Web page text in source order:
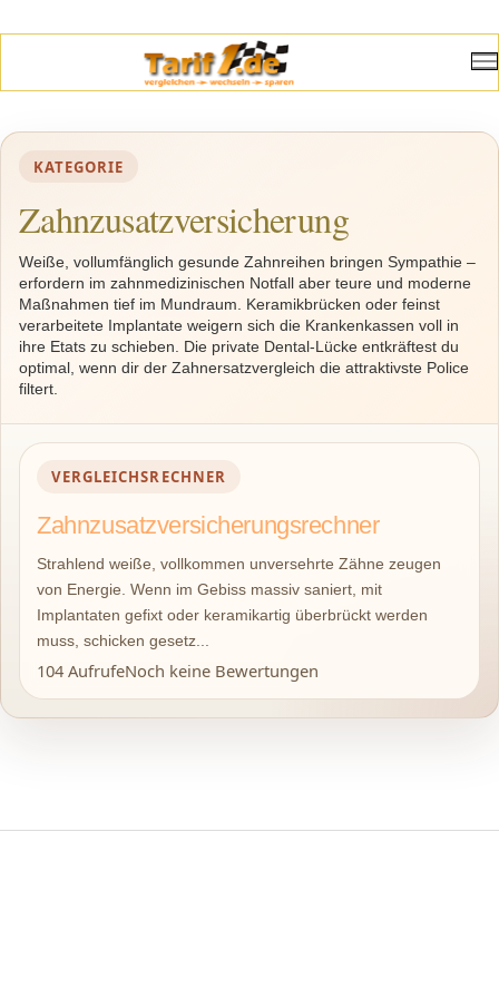
KATEGORIE
Zahnzusatzversicherung
Weiße, vollumfänglich gesunde Zahnreihen bringen Sympathie –
erfordern im zahnmedizinischen Notfall aber teure und moderne
Maßnahmen tief im Mundraum. Keramikbrücken oder feinst
verarbeitete Implantate weigern sich die Krankenkassen voll in
ihre Etats zu schieben. Die private Dental-Lücke entkräftest du
optimal, wenn dir der Zahnersatzvergleich die attraktivste Police
filtert.
VERGLEICHSRECHNER
Zahnzusatzversicherungsrechner
Strahlend weiße, vollkommen unversehrte Zähne zeugen
von Energie. Wenn im Gebiss massiv saniert, mit
Implantaten gefixt oder keramikartig überbrückt werden
muss, schicken gesetz...
104 AufrufeNoch keine Bewertungen